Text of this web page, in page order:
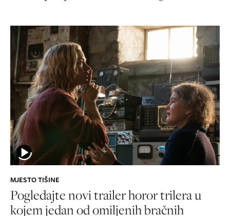
MJESTO TIŠINE
Pogledajte novi trailer horor trilera u
kojem jedan od omiljenih bračnih